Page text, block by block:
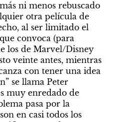
ni menos rebuscado
otra película de
al ser limitado el
convoca (para
los de Marvel/Disney
veinte antes, mientras
con tener una idea
se llama Peter
muy enredado de
pasa por la
en casi todos los